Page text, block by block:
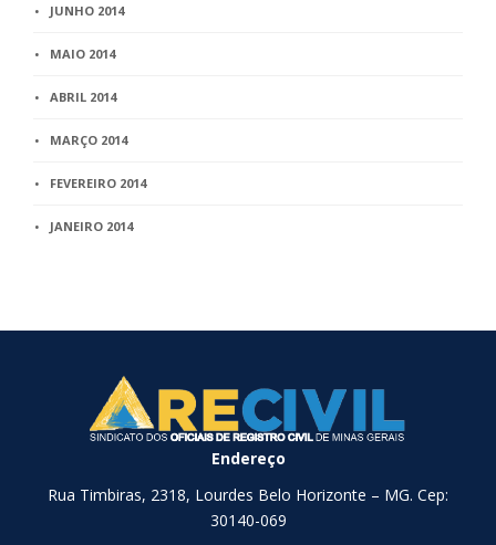
JUNHO 2014
MAIO 2014
ABRIL 2014
MARÇO 2014
FEVEREIRO 2014
JANEIRO 2014
Endereço
Rua Timbiras, 2318, Lourdes Belo Horizonte – MG. Cep:
30140-069